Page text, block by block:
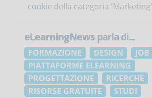
cookie della categoria 'Marketing'
eLearningNews parla di...
FORMAZIONE DESIGN
JOB
PIATTAFORME ELEARNING
PROGETTAZIONE
RICERCHE
RISORSE GRATUITE
STUDI